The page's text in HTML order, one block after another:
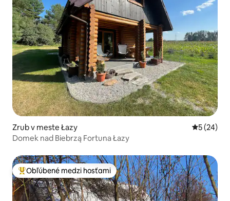
Zrub v meste Łazy
5 (24)
Domek nad Biebrzą Fortuna Łazy
Najobľúbenejšie medzi hosťami
Obľúbené medzi hosťami